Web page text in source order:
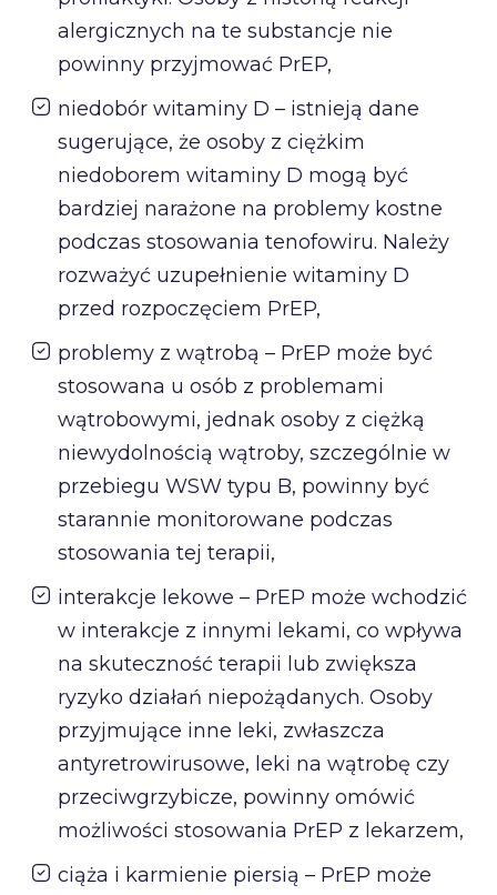
alergicznych na te substancje nie
powinny przyjmować PrEP,
niedobór witaminy D – istnieją dane
sugerujące, że osoby z ciężkim
niedoborem witaminy D mogą być
bardziej narażone na problemy kostne
podczas stosowania tenofowiru. Należy
rozważyć uzupełnienie witaminy D
przed rozpoczęciem PrEP,
problemy z wątrobą – PrEP może być
stosowana u osób z problemami
wątrobowymi, jednak osoby z ciężką
niewydolnością wątroby, szczególnie w
przebiegu WSW typu B, powinny być
starannie monitorowane podczas
stosowania tej terapii,
interakcje lekowe – PrEP może wchodzić
w interakcje z innymi lekami, co wpływa
na skuteczność terapii lub zwiększa
ryzyko działań niepożądanych. Osoby
przyjmujące inne leki, zwłaszcza
antyretrowirusowe, leki na wątrobę czy
przeciwgrzybicze, powinny omówić
możliwości stosowania PrEP z lekarzem,
ciąża i karmienie piersią – PrEP może